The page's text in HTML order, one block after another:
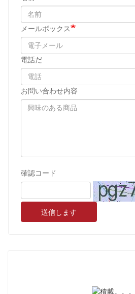
メールボックス
電話だ
お問い合わせ内容
確認コード
送信します